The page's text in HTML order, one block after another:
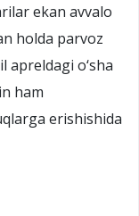
ekan avvalo
holda parvoz
apreldagi o‘sha
ham
erishishida